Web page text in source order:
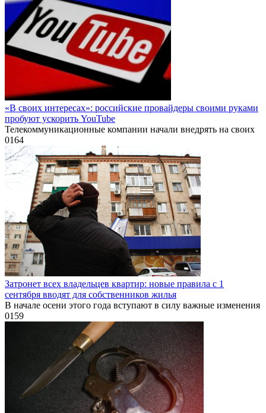
«В своих интересах»: российские провайдеры своими руками
пробуют ускорить YouTube
Телекоммуникационные компании начали внедрять на своих
0164
Затронет всех владельцев квартир: новые правила с 1
сентября вводят для собственников жилья
В начале осени этого года вступают в силу важные изменения
0159